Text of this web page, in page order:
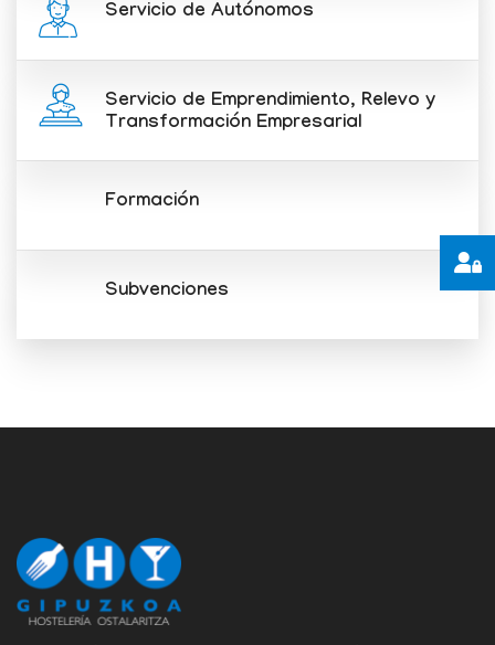
Servicio de Autónomos
Servicio de Emprendimiento, Relevo y
Transformación Empresarial
Formación
Subvenciones